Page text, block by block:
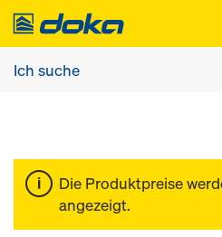
Die Produktpreise
angezeigt.